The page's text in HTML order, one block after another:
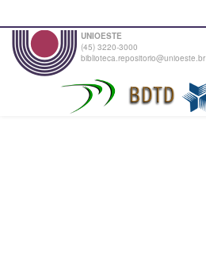
UNIOESTE
(45) 3220-3000
biblioteca.repositorio@unioeste.br